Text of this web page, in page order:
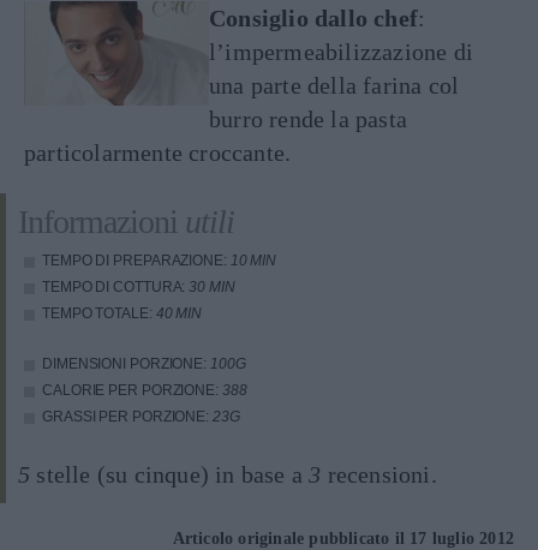
Consiglio dallo chef:
l’impermeabilizzazione di
una parte della farina col
burro rende la pasta
particolarmente croccante.
Informazioni utili
TEMPO DI PREPARAZIONE: 10 MIN
TEMPO DI COTTURA:30 MIN
TEMPO TOTALE: 40 MIN
DIMENSIONI PORZIONE: 100G
CALORIE PER PORZIONE: 388
GRASSI PER PORZIONE: 23G
5 stelle (su cinque) in base a3 recensioni.
Articolo originale pubblicato il 17 luglio 2012